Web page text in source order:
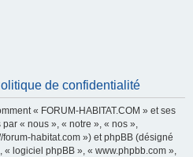
de confidentialité
« FORUM-HABITAT.COM » et ses
« nous », « notre », « nos »,
forum-habitat.com ») et phpBB (désigné
logiciel phpBB », « www.phpbb.com »,